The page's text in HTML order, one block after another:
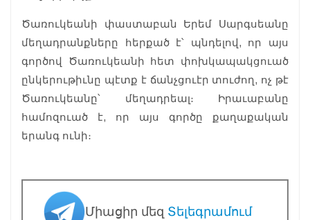
Ծառուկեանի փաստաբան Երեմ Սարգսեանը
մեղադրանքները հերքած է՝ պնդելով, որ այս
գործով Ծառուկեանի հետ փոխկապակցուած
ընկերութիւնը պէտք է ճանչցուէր տուժող, ոչ թէ
Ծառուկեանը՝ մեղադրեալ։ Իրաւաբանը
համոզուած է, որ այս գործը քաղաքական
երանգ ունի։
Միացիր մեզ Տելեգրամում